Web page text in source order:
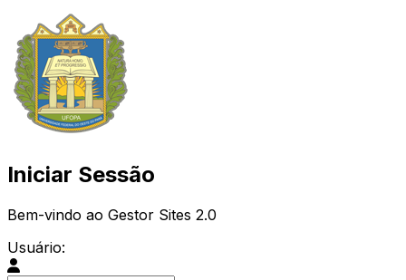
Iniciar Sessão
Bem-vindo ao Gestor Sites 2.0
Usuário: